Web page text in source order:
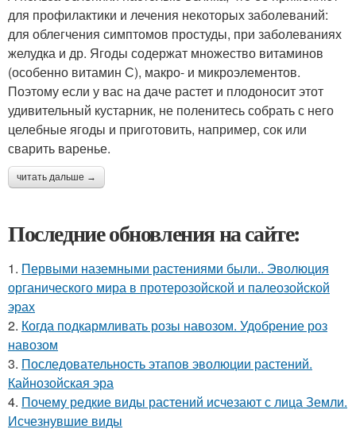
для профилактики и лечения некоторых заболеваний:
для облегчения симптомов простуды, при заболеваниях
желудка и др. Ягоды содержат множество витаминов
(особенно витамин С), макро- и микроэлементов.
Поэтому если у вас на даче растет и плодоносит этот
удивительный кустарник, не поленитесь собрать с него
целебные ягоды и приготовить, например, сок или
сварить варенье.
читать дальше →
Последние обновления на сайте:
1. Первыми наземными растениями были.. Эволюция
органического мира в протерозойской и палеозойской
эрах
2. Когда подкармливать розы навозом. Удобрение роз
навозом
3. Последовательность этапов эволюции растений.
Кайнозойская эра
4. Почему редкие виды растений исчезают с лица Земли.
Исчезнувшие виды